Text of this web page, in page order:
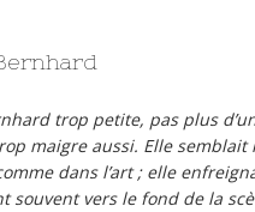
trop petite, pas plus
maigre aussi. Elle semblait
dans l’art ; elle
souvent vers le fond de la